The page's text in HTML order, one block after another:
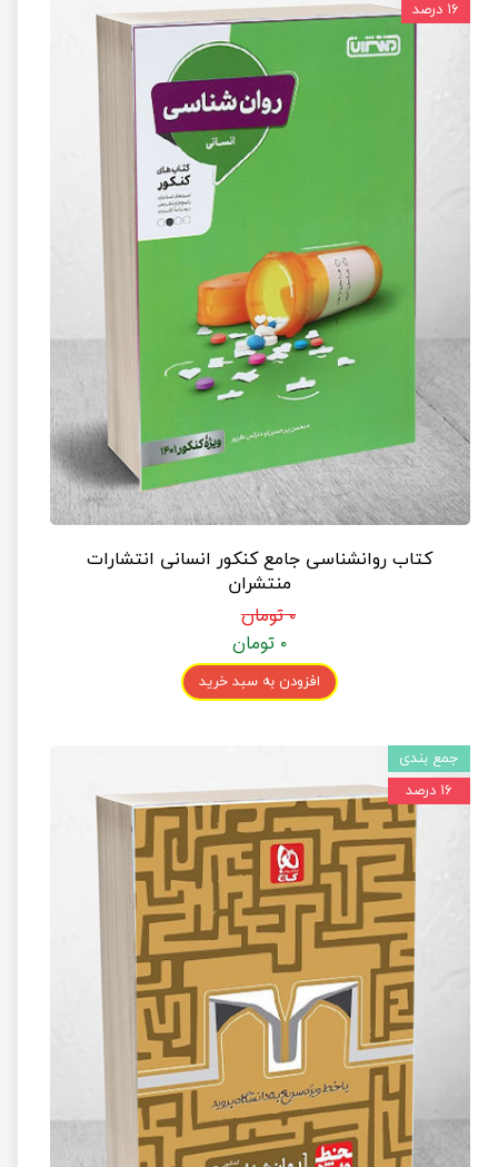
کتاب روانشناسی جامع کنکور انسانی انتشارات
منتشران
۰ تومان
۰ تومان
افزودن به سبد خرید
۱۶ درصد
جمع بندی
۱۶ درصد